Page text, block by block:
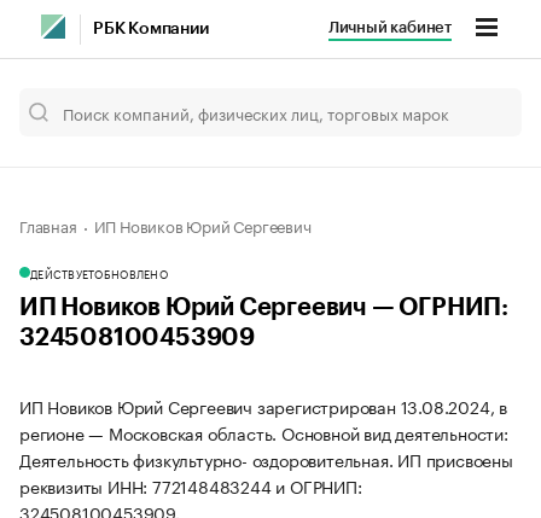
РБК Компании Личный кабинет
Главная ИП Новиков Юрий Сергеевич
ДЕЙСТВУЕТОБНОВЛЕНО
ИП Новиков Юрий Сергеевич — ОГРНИП:
324508100453909
ИП Новиков Юрий Сергеевич зарегистрирован 13.08.2024, в
регионе — Московская область. Основной вид деятельности:
Деятельность физкультурно- оздоровительная. ИП присвоены
реквизиты ИНН: 772148483244 и ОГРНИП:
324508100453909.